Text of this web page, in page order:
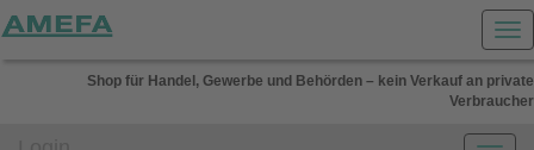
Shop für Handel, Gewerbe und Behörden – kein Verkauf an private
Verbraucher